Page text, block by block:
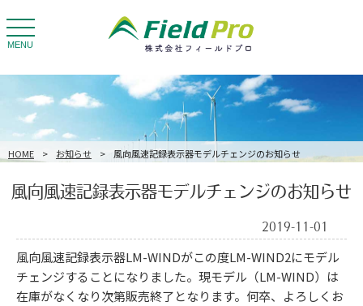
toggle
navigation
MENU
HOME > お知らせ > 風向風速記録表示器モデルチェンジのお知らせ
風向風速記録表示器モデルチェンジのお知らせ
2019-11-01
風向風速記録表示器LM-WINDがこの度LM-WIND2にモデル
チェンジすることになりました。現モデル（LM-WIND）は
在庫がなくなり次第販売終了となります。何卒、よろしくお